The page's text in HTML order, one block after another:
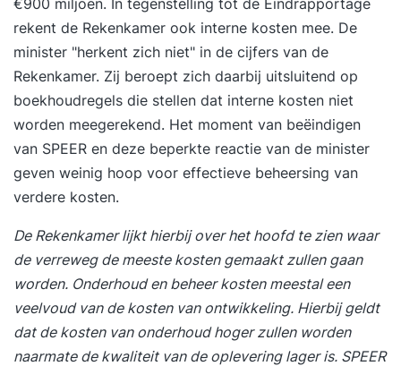
€900 miljoen. In tegenstelling tot de Eindrapportage
rekent de Rekenkamer ook interne kosten mee. De
minister "herkent zich niet" in de cijfers van de
Rekenkamer. Zij beroept zich daarbij uitsluitend op
boekhoudregels die stellen dat interne kosten niet
worden meegerekend. Het moment van beëindigen
van SPEER en deze beperkte reactie van de minister
geven weinig hoop voor effectieve beheersing van
verdere kosten.
De Rekenkamer lijkt hierbij over het hoofd te zien waar
de verreweg de meeste kosten gemaakt zullen gaan
worden. Onderhoud en beheer kosten meestal een
veelvoud van de kosten van ontwikkeling. Hierbij geldt
dat de kosten van onderhoud hoger zullen worden
naarmate de kwaliteit van de oplevering lager is. SPEER